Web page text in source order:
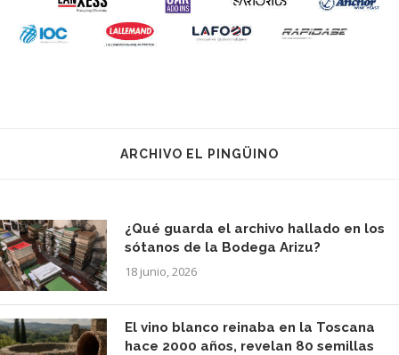
ARCHIVO EL PINGÜINO
¿Qué guarda el archivo hallado en los
sótanos de la Bodega Arizu?
18 junio, 2026
El vino blanco reinaba en la Toscana
hace 2000 años, revelan 80 semillas